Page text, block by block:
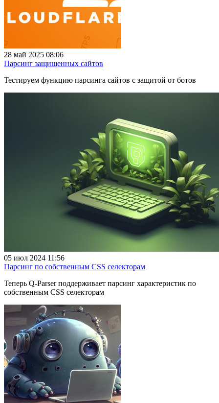
28 май 2025 08:06
Парсинг защищенных сайтов
Тестируем функцию парсинга сайтов с защитой от ботов
05 июл 2024 11:56
Парсинг по собственным CSS селекторам
Теперь Q-Parser поддерживает парсинг характеристик по
собственным CSS селекторам